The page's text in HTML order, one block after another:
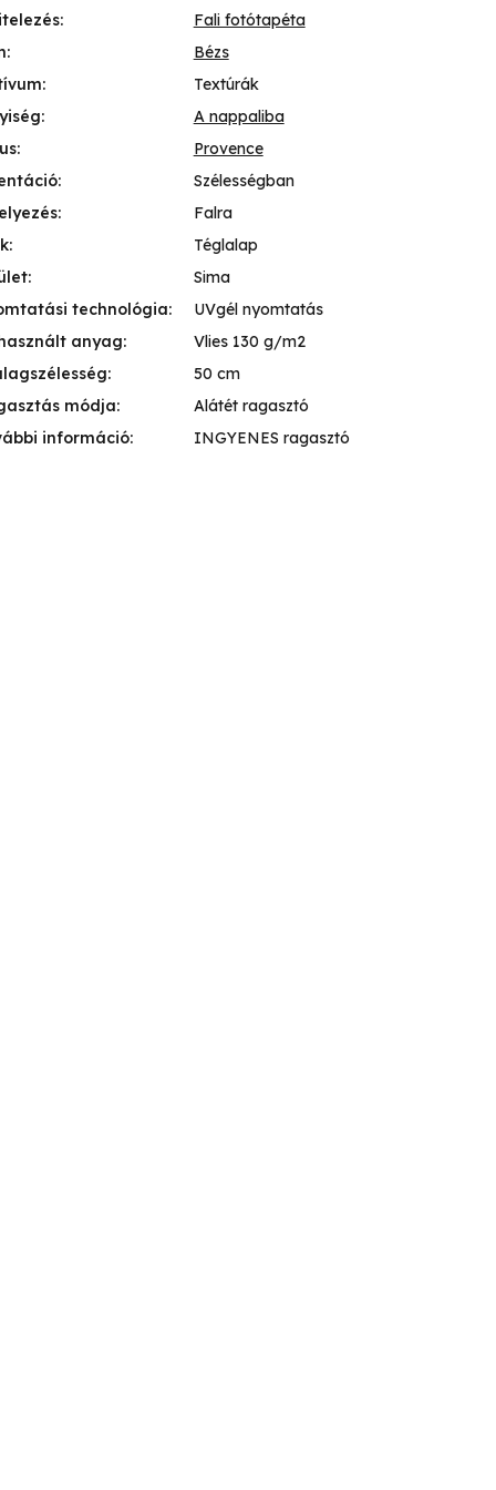
:
Fali fotótapéta
:
Bézs
:
Textúrák
:
A nappaliba
:
Provence
:
Szélességban
:
Falra
:
Téglalap
:
Sima
technológia:
UVgél nyomtatás
anyag:
Vlies 130 g/m2
:
50 cm
módja:
Alátét ragasztó
információ: INGYENES ragasztó